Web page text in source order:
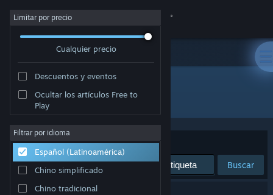
Iniciar sesión
Acerca de
Soporte
Cambiar idioma
Limitar por precio
Cualquier precio
Descuentos y eventos
Ocultar los artículos Free to
Play
Filtrar por idioma
Español (Latinoamérica)
Chino simplificado
Chino tradicional
Desarrollador: 👁️
Ordenar por Relevancia
Buscar
0 resultado(s) coinciden con la búsqueda.